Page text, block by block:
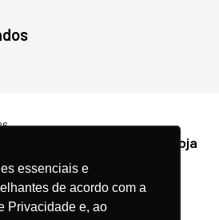
essenciais e
de acordo com a
Privacidade e, ao
aumentar as vendas da sua loja
e-mail marketing?